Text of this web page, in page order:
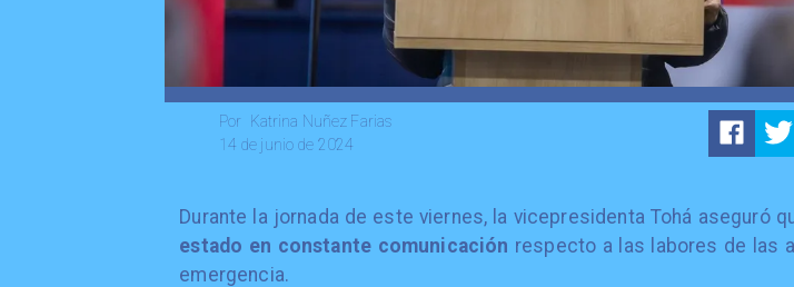
Katrina Nuñez Farias
Por
14 de junio de 2024
Durante la jornada de este viernes, la vicepresidenta Tohá aseguró
estado en constante comunicación respecto a las labores de las
emergencia.